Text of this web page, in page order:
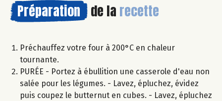
Préparation de la recette
Préchauffez votre four à 200°C en chaleur
tournante.
PURÉE - Portez à ébullition une casserole d'eau non
salée pour les légumes. - Lavez, épluchez, évidez
puis coupez le butternut en cubes. - Lavez, épluchez